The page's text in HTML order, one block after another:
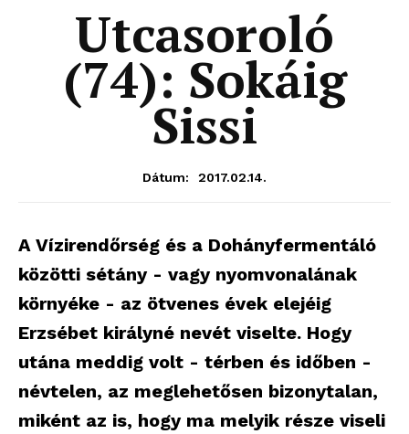
Utcasoroló
(74): Sokáig
Sissi
Dátum: 2017.02.14.
A Vízirendőrség és a Dohányfermentáló
közötti sétány - vagy nyomvonalának
környéke - az ötvenes évek elejéig
Erzsébet királyné nevét viselte. Hogy
utána meddig volt - térben és időben -
névtelen, az meglehetősen bizonytalan,
miként az is, hogy ma melyik része viseli